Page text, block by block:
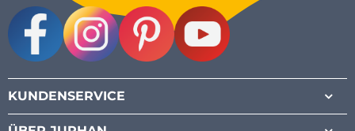
KUNDENSERVICE